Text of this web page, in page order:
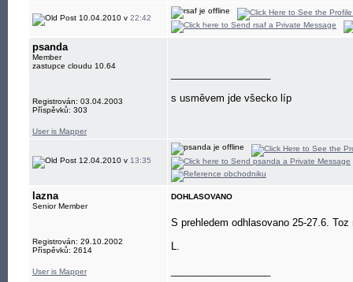
10.04.2010 v 22:42
psanda
Member
zastupce cloudu 10.64
Registrován: 03.04.2003
Příspěvků: 303
User is Mapper
s usměvem jde všecko líp
12.04.2010 v 13:35
lazna
Senior Member
Registrován: 29.10.2002
Příspěvků: 2614
User is Mapper
DOHLASOVANO
S prehledem odhlasovano 25-27.6.
L.